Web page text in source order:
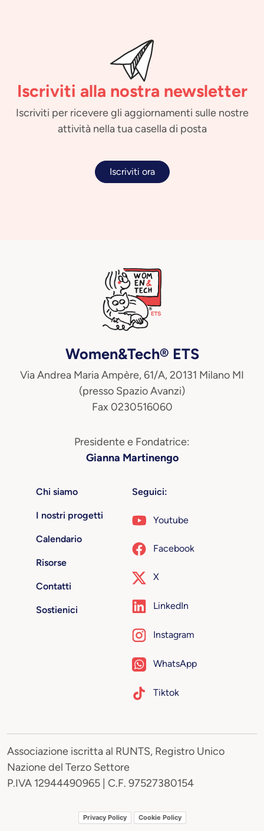
Iscriviti alla nostra newsletter
Iscriviti per ricevere gli aggiornamenti sulle nostre
attività nella tua casella di posta
Iscriviti ora
Women&Tech® ETS
Via Andrea Maria Ampère, 61/A, 20131 Milano MI
(presso Spazio Avanzi)
Fax 0230516060
Presidente e Fondatrice:
Gianna Martinengo
Chi siamo
I nostri progetti
Calendario
Risorse
Contatti
Sostienici
Seguici:
Youtube
Facebook
X
LinkedIn
Instagram
WhatsApp
Tiktok
Associazione iscritta al RUNTS, Registro Unico
Nazione del Terzo Settore
P.IVA 12944490965 | C.F. 97527380154
Privacy Policy Cookie Policy